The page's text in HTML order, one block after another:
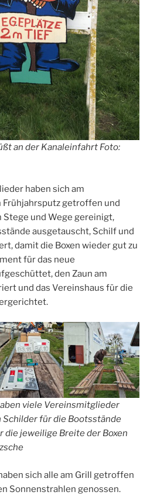
an der Kanaleinfahrt Foto:
haben sich am
Frühjahrsputz getroffen und
Stege und Wege gereinigt,
ausgetauscht, Schilf und
damit die Boxen wieder gut zu
für das neue
den Zaun am
und das Vereinshaus für die
viele Vereinsmitglieder
Schilder für die Bootsstände
die jeweilige Breite der Boxen
sich alle am Grill getroffen
Sonnenstrahlen genossen.